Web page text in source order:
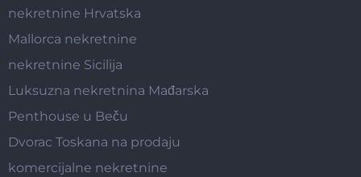
nekretnine Hrvatska
Mallorca nekretnine
nekretnine Sicilija
Luksuzna nekretnina Mađarska
Penthouse u Beču
Dvorac Toskana na prodaju
komercijalne nekretnine